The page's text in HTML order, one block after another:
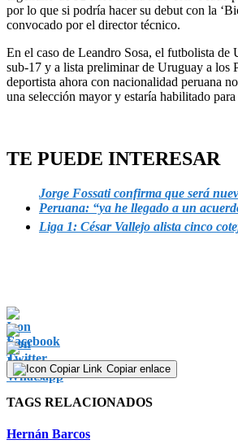
por lo que si podría hacer su debut con la
convocado por el director técnico.
En el caso de Leandro Sosa, el futbolista de
sub-17 y a lista preliminar de Uruguay a los
deportista ahora con nacionalidad peruana
una selección mayor y estaría habilitado
TE PUEDE INTERESAR
Jorge Fossati confirma que será
Peruana: “ya he llegado a un
Liga 1: César Vallejo alista cinco
Copiar enlace
TAGS RELACIONADOS
Hernán Barcos